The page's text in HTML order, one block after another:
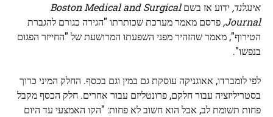
אינגלנד, ידוע אז בשםBoston Medical and Surgical
Journal, פרסם מאמר מערכת שכותרתו "הגירה כגורם להגברת
הטירוף", מאמר שהזהיר מפני השפעתו המרושעת של "החייזר הפגום
בנפשו".
לפי לומברדו, אאוגניקה עוסקת גם במין וגם בכסף. החלק המיני כרוך
בסטריליזציה עבור חלקם, פרונטליזם עבור אחרים. חלק הכסף מקבל
פחות תשומת לב, אבל הוא חשוב לא פחות: "הקו האמצעי עד היום